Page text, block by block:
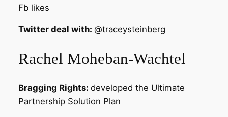
Fb likes
Twitter deal with: @traceysteinberg
Rachel Moheban-Wachtel
Bragging Rights: developed the Ultimate
Partnership Solution Plan